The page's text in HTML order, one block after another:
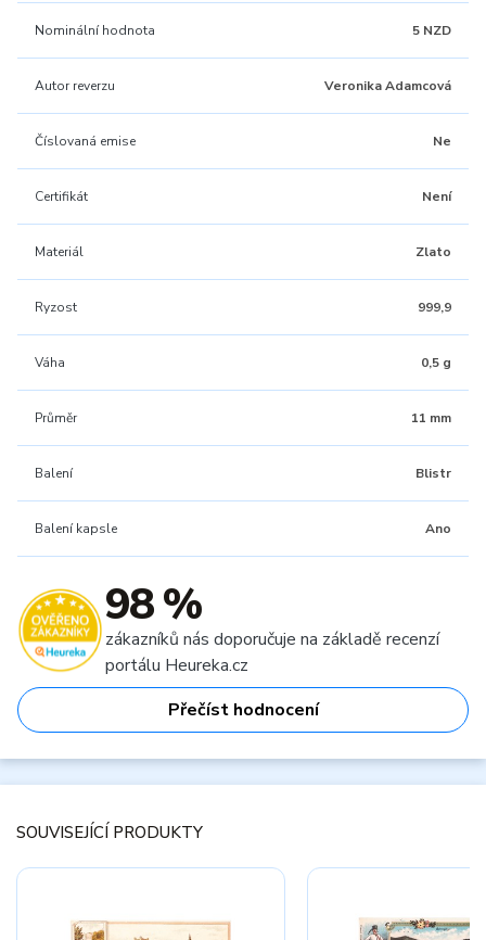
Nominální hodnota 5 NZD
Autor reverzu Veronika Adamcová
Číslovaná emise Ne
Certifikát Není
Materiál Zlato
Ryzost 999,9
Váha 0,5 g
Průměr 11 mm
Balení Blistr
Balení kapsle Ano
98 %
zákazníků nás doporučuje na základě recenzí
portálu Heureka.cz
Přečíst hodnocení
SOUVISEJÍCÍ PRODUKTY